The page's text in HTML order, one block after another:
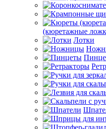
(кюретажные
Лотки